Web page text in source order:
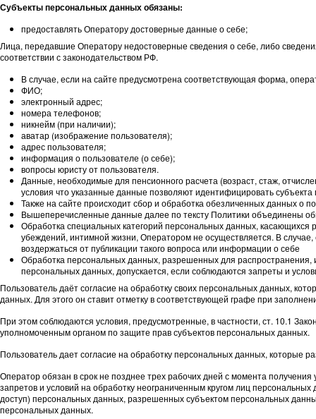
Субъекты персональных данных обязаны:
предоставлять Оператору достоверные данные о себе;
Лица, передавшие Оператору недостоверные сведения о себе, либо
соответствии с законодательством РФ.
В случае, если на сайте предусмотрена соответствующая форма,
ФИО;
электронный адрес;
номера телефонов;
никнейм (при наличии);
аватар (изображение пользователя);
адрес пользователя;
информация о пользователе (о себе);
вопросы юристу от пользователя.
Данные, необходимые для пенсионного расчета (возраст, стаж,
условия что указанные данные позволяют идентифицировать
Также на сайте происходит сбор и обработка обезличенных данных о
Вышеперечисленные данные далее по тексту Политики объединены
Обработка специальных категорий персональных данных,
убеждений, интимной жизни, Оператором не осуществляется. В
воздержаться от публикации такого вопроса или информации о себе
Обработка персональных данных, разрешенных для распространения,
персональных данных, допускается, если соблюдаются запреты и
Пользователь даёт согласие на обработку своих персональных данных,
данных. Для этого он ставит отметку в соответствующей графе при
При этом соблюдаются условия, предусмотренные, в частности, ст. 10.1
уполномоченным органом по защите прав субъектов персональных данных.
Пользователь дает согласие на обработку персональных данных, которые
Оператор обязан в срок не позднее трех рабочих дней с момента
запретов и условий на обработку неограниченным кругом лиц
доступ) персональных данных, разрешенных субъектом персональных
персональных данных.